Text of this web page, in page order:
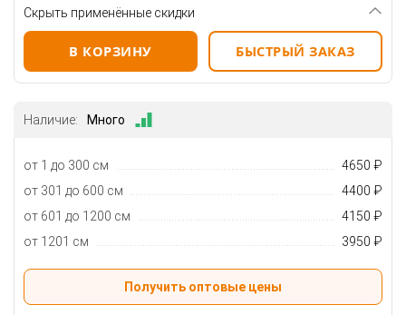
Скрыть применённые скидки
В КОРЗИНУ БЫСТРЫЙ ЗАКАЗ
Наличие: Много
от 1 до 300 см
4650 ₽
от 301 до 600 см
4400 ₽
от 601 до 1200 см
4150 ₽
от 1201 см
3950 ₽
Получить оптовые цены